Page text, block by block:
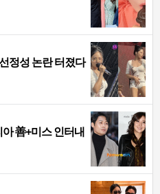
정성 논란 터졌다
아 善+미스 인터내